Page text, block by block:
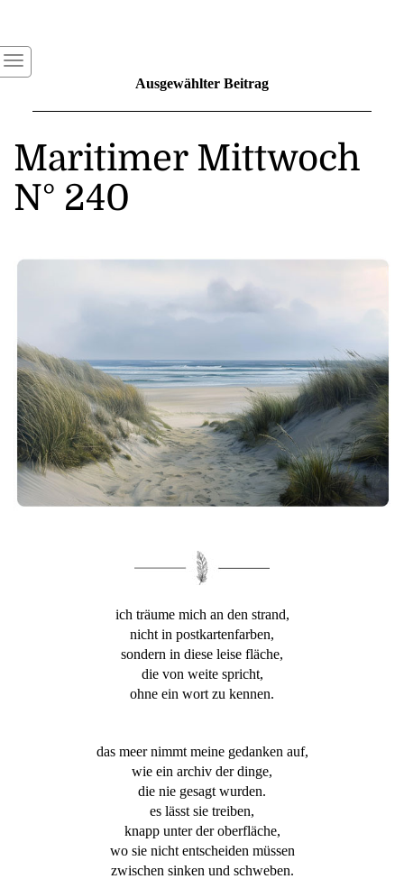
Ausgewählter Beitrag
Maritimer Mittwoch
N° 240
ich träume mich an den strand,
nicht in postkartenfarben,
sondern in diese leise fläche,
die von weite spricht,
ohne ein wort zu kennen.
das meer nimmt meine gedanken auf,
wie ein archiv der dinge,
die nie gesagt wurden.
es lässt sie treiben,
knapp unter der oberfläche,
wo sie nicht entscheiden müssen
zwischen sinken und schweben.